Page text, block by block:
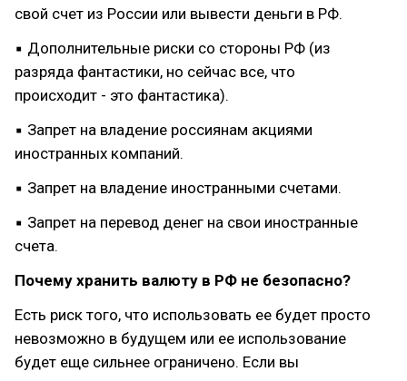
свой счет из России или вывести деньги в РФ.
▪ Дополнительные риски со стороны РФ (из
разряда фантастики, но сейчас все, что
происходит - это фантастика).
▪ Запрет на владение россиянам акциями
иностранных компаний.
▪ Запрет на владение иностранными счетами.
▪ Запрет на перевод денег на свои иностранные
счета.
Почему хранить валюту в РФ не безопасно?
Есть риск того, что использовать ее будет просто
невозможно в будущем или ее использование
будет еще сильнее ограничено. Если вы